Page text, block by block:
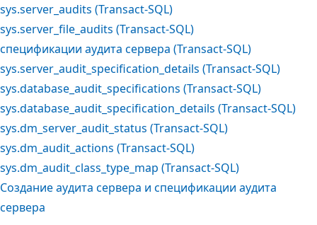
sys.server_audits (Transact-SQL)
sys.server_file_audits (Transact-SQL)
спецификации аудита сервера (Transact-SQL)
sys.server_audit_specification_details (Transact-SQL)
sys.database_audit_specifications (Transact-SQL)
sys.database_audit_specification_details (Transact-SQL)
sys.dm_server_audit_status (Transact-SQL)
sys.dm_audit_actions (Transact-SQL)
sys.dm_audit_class_type_map (Transact-SQL)
Создание аудита сервера и спецификации аудита
сервера